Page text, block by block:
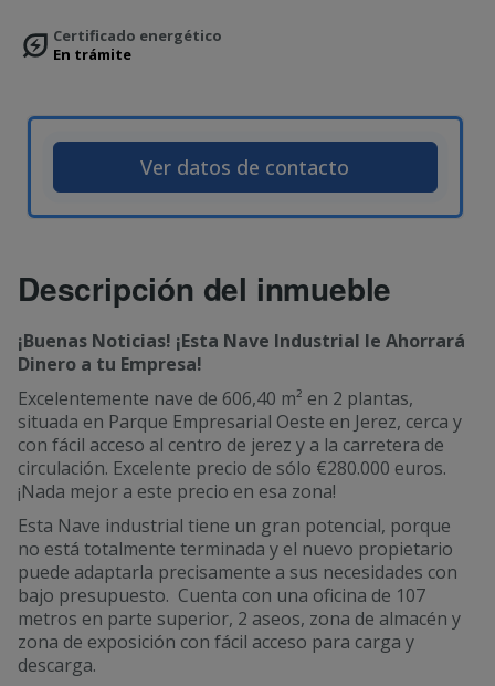
Certificado energético
En trámite
Ver datos de contacto
Descripción del inmueble
¡Buenas Noticias! ¡Esta Nave Industrial le Ahorrará
Dinero a tu Empresa!
Excelentemente nave de 606,40 m² en 2 plantas,
situada en Parque Empresarial Oeste en Jerez, cerca y
con fácil acceso al centro de jerez y a la carretera de
circulación. Excelente precio de sólo €280.000 euros.
¡Nada mejor a este precio en esa zona!
Esta Nave industrial tiene un gran potencial, porque
no está totalmente terminada y el nuevo propietario
puede adaptarla precisamente a sus necesidades con
bajo presupuesto. Cuenta con una oficina de 107
metros en parte superior, 2 aseos, zona de almacén y
zona de exposición con fácil acceso para carga y
descarga.